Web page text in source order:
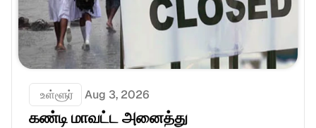
உள்ளூர் Aug 3, 2026
கண்டி மாவட்ட அனைத்து